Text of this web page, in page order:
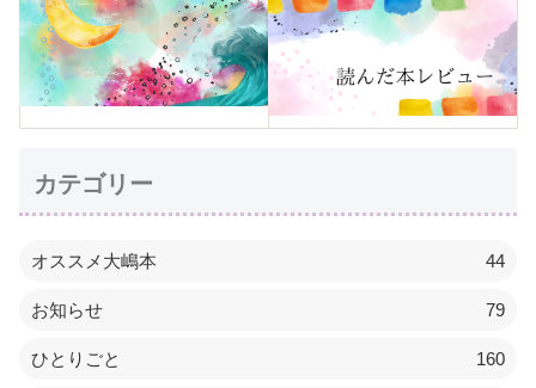
カテゴリー
オススメ大嶋本 44
お知らせ 79
ひとりごと 160